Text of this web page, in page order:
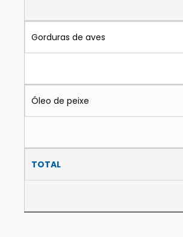
Gorduras de aves
Óleo de peixe
TOTAL